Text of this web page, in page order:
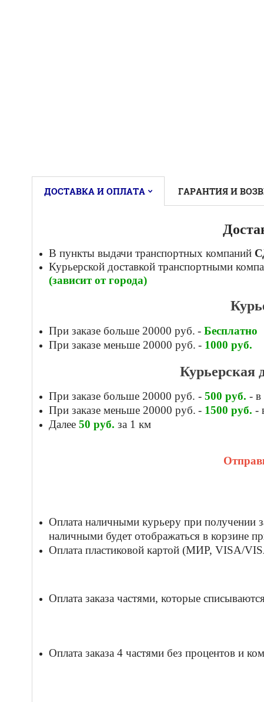
ДОСТАВКА И ОПЛАТА ГАРАНТИЯ И
В пункты выдачи транспортных компаний
Курьерской доставкой транспортными
(зависит от города)
При заказе больше 20000 руб. - Бесплатно
При заказе меньше 20000 руб. - 1000 руб.
Курьерская
При заказе больше 20000 руб. - 500 руб. -
При заказе меньше 20000 руб. - 1500 руб. -
Далее 50 руб. за 1 км
Оплата наличными курьеру при получении
наличными будет отображаться в корзине
Оплата пластиковой картой (МИР, VISA/
Оплата заказа частями, которые
Оплата заказа 4 частями без процентов и